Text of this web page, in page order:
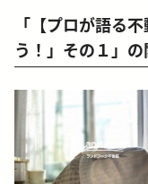
「【プロが語る
う！」その１」